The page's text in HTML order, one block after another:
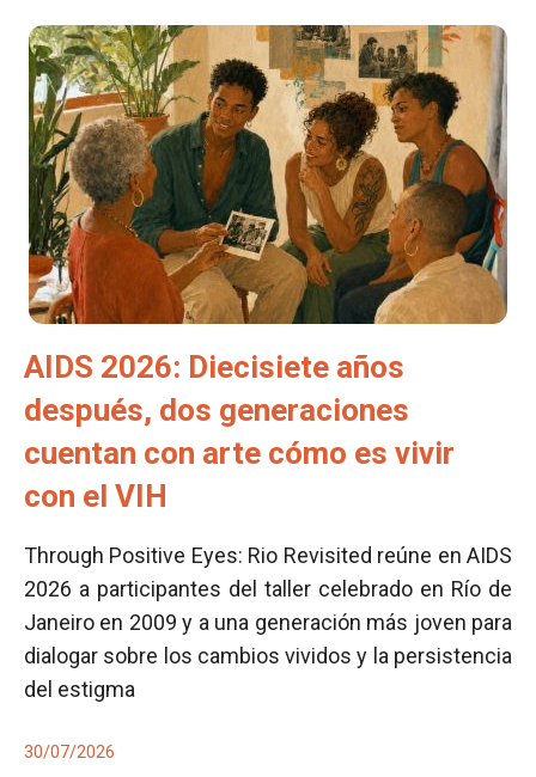
AIDS 2026: Diecisiete años
después, dos generaciones
cuentan con arte cómo es vivir
con el VIH
Through Positive Eyes: Rio Revisited reúne en AIDS
2026 a participantes del taller celebrado en Río de
Janeiro en 2009 y a una generación más joven para
dialogar sobre los cambios vividos y la persistencia
del estigma
30/07/2026